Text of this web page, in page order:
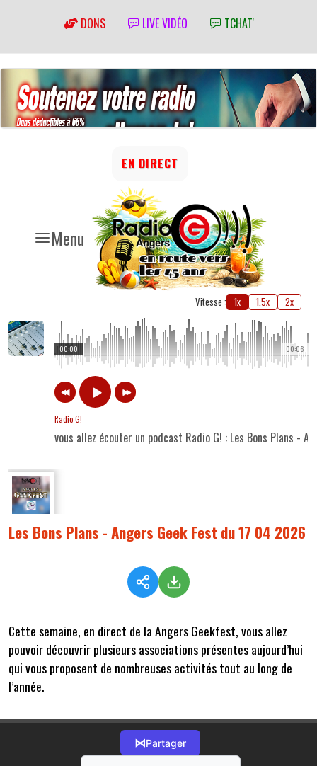
DONS LIVE VIDÉO TCHAT'
Menu
EN DIRECT
Vitesse : 1x 1.5x 2x
00:06
00:00
Radio G!
vous allez écouter un podcast Radio G! : Les Bons Plans -
Les Bons Plans - Angers Geek Fest du 17 04 2026
Cette semaine, en direct de la Angers Geekfest, vous allez
pouvoir découvrir plusieurs associations présentes aujourd’hui
qui vous proposent de nombreuses activités tout au long de
l’année.
⋈Partager